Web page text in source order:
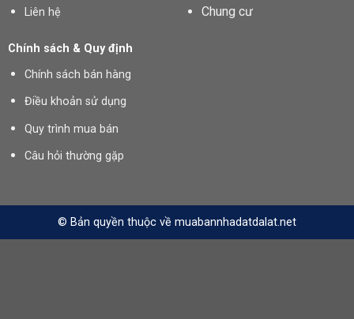
Liên hệ
Chung cư
Chính sách & Quy định
Chính sách bán hàng
Điều khoản sử dụng
Quy trình mua bán
Câu hỏi thường gặp
© Bản quyền thuộc về muabannhadatdalat.net